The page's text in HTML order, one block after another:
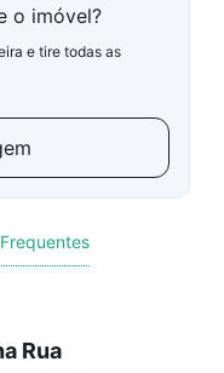
o imóvel?
e tire todas as
Rua